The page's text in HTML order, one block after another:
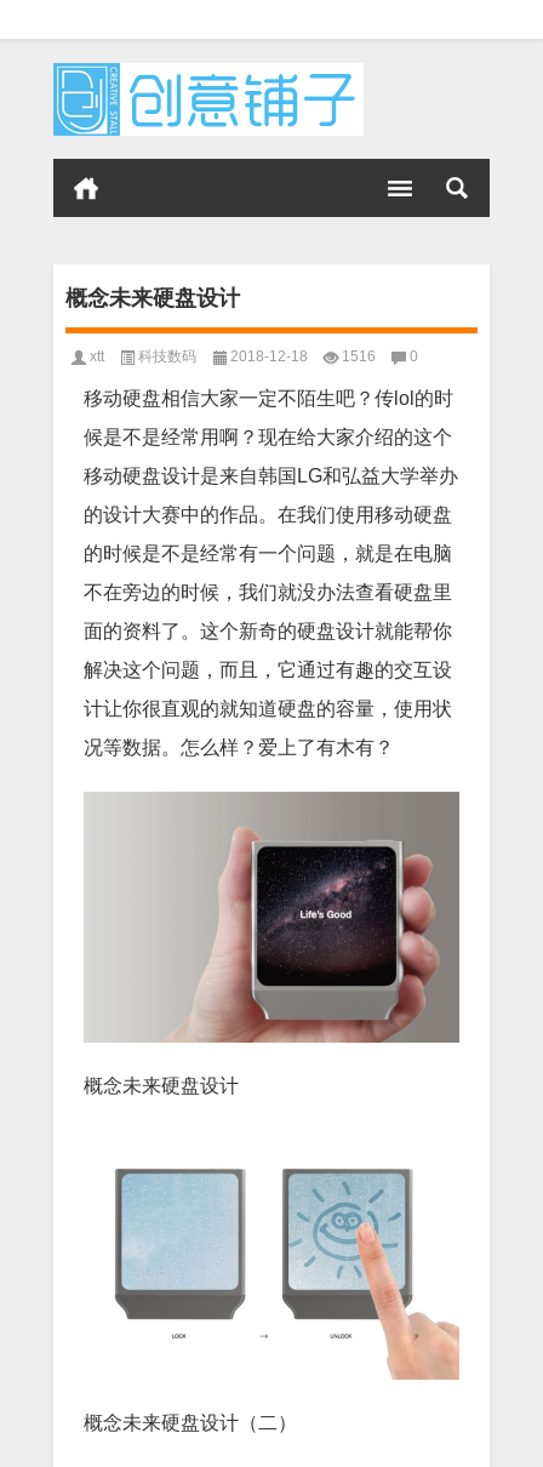
概念未来硬盘设计
xtt 科技数码 2018-12-18 1516 0
移动硬盘相信大家一定不陌生吧？传lol的时
候是不是经常用啊？现在给大家介绍的这个
移动硬盘设计是来自韩国LG和弘益大学举办
的设计大赛中的作品。在我们使用移动硬盘
的时候是不是经常有一个问题，就是在电脑
不在旁边的时候，我们就没办法查看硬盘里
面的资料了。这个新奇的硬盘设计就能帮你
解决这个问题，而且，它通过有趣的交互设
计让你很直观的就知道硬盘的容量，使用状
况等数据。怎么样？爱上了有木有？
概念未来硬盘设计
概念未来硬盘设计（二）